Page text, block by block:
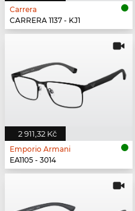
Carrera
CARRERA 1137 - KJ1
2 911,32 Kč
Emporio Armani
EA1105 - 3014